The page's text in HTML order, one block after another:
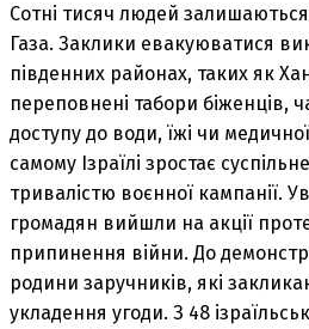
Сотні тисяч людей
Газа. Заклики евакуюватися
південних районах, таких як
переповнені табори біженців,
доступу до води, їжі чи
самому Ізраїлі зростає
тривалістю воєнної кампанії.
громадян вийшли на акції
припинення війни. До
родини заручників, які
укладення угоди. З 48